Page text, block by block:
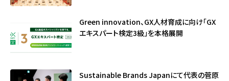
Green innovation、GX人材育成に向け「GX
エキスパート検定3級」を本格展開
Sustainable Brands Japanにて代表の菅原